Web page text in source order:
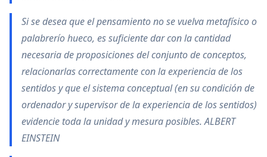
Si se desea que el pensamiento no se vuelva metafísico o
palabrerío hueco, es suficiente dar con la cantidad
necesaria de proposiciones del conjunto de conceptos,
relacionarlas correctamente con la experiencia de los
sentidos y que el sistema conceptual (en su condición de
ordenador y supervisor de la experiencia de los sentidos)
evidencie toda la unidad y mesura posibles. ALBERT
EINSTEIN